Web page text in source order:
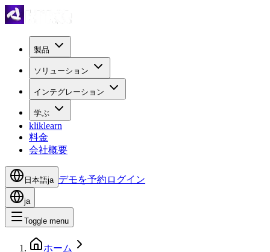
製品
ソリューション
インテグレーション
学ぶ
kliklearn
料金
会社概要
日本語ja デモを予約 ログイン
ja
Toggle menu
ホーム